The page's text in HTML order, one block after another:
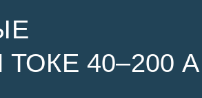
40–200